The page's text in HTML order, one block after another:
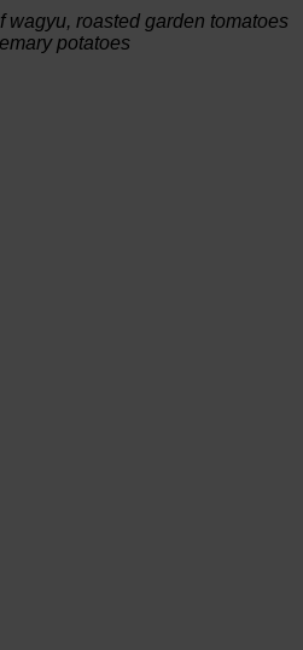
wagyu, roasted garden tomatoes
potatoes